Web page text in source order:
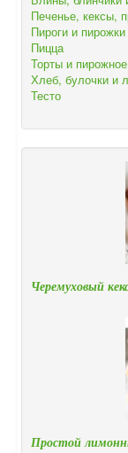
Печенье, кексы,
Пироги и пирожки
Пицца
Торты и пирожное
Хлеб, булочки и
Тесто
Черемуховый
Простой